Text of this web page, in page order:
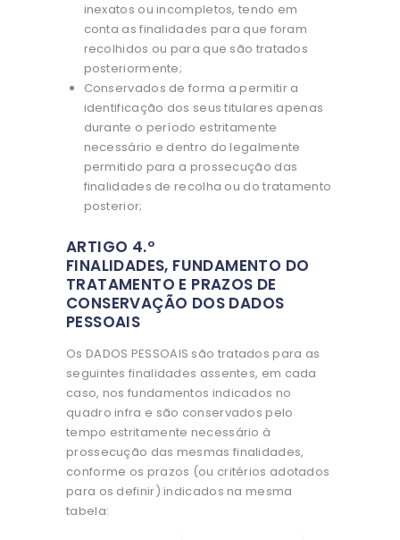
inexatos ou incompletos, tendo em
conta as finalidades para que foram
recolhidos ou para que são tratados
posteriormente;
Conservados de forma a permitir a
identificação dos seus titulares apenas
durante o período estritamente
necessário e dentro do legalmente
permitido para a prossecução das
finalidades de recolha ou do tratamento
posterior;
ARTIGO 4.º
FINALIDADES, FUNDAMENTO DO
TRATAMENTO E PRAZOS DE
CONSERVAÇÃO DOS DADOS
PESSOAIS
Os DADOS PESSOAIS são tratados para as
seguintes finalidades assentes, em cada
caso, nos fundamentos indicados no
quadro infra e são conservados pelo
tempo estritamente necessário à
prossecução das mesmas finalidades,
conforme os prazos (ou critérios adotados
para os definir) indicados na mesma
tabela: